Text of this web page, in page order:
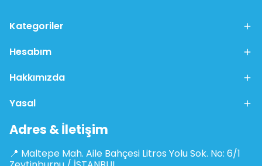
Kategoriler
Hesabım
Hakkımızda
Yasal
Adres & İletişim
📍 Maltepe Mah. Aile Bahçesi Litros Yolu Sok. No: 6/1